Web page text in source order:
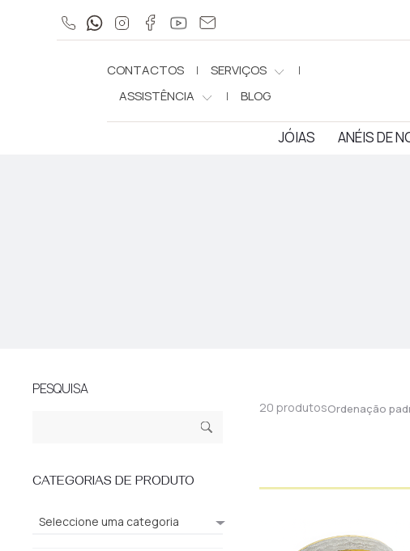
CONTACTOS
SERVIÇOS
ASSISTÊNCIA
BLOG
JÓIAS ANÉIS DE
Ordenação
20 produtos
PESQUISA
Pesq
CATEGORIAS DE PRODUTO
Seleccione uma categoria